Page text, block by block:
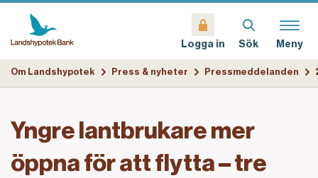
Logga in Sök Meny
Om Landshypotek Press & nyheter Pressmeddelanden
Yngre lantbrukare mer
öppna för att flytta – tre